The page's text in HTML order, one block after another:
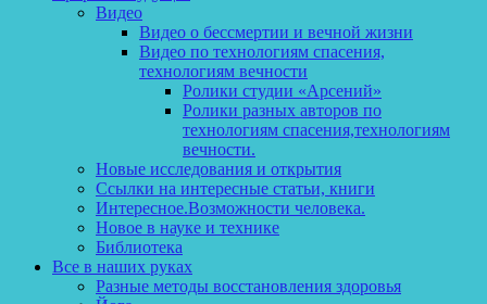
Видео
Видео о бессмертии и вечной жизни
Видео по технологиям спасения,
технологиям вечности
Ролики студии «Арсений»
Ролики разных авторов по
технологиям спасения,технологиям
вечности.
Новые исследования и открытия
Ссылки на интересные статьи, книги
Интересное.Возможности человека.
Новое в науке и технике
Библиотека
Все в наших руках
Разные методы восстановления здоровья